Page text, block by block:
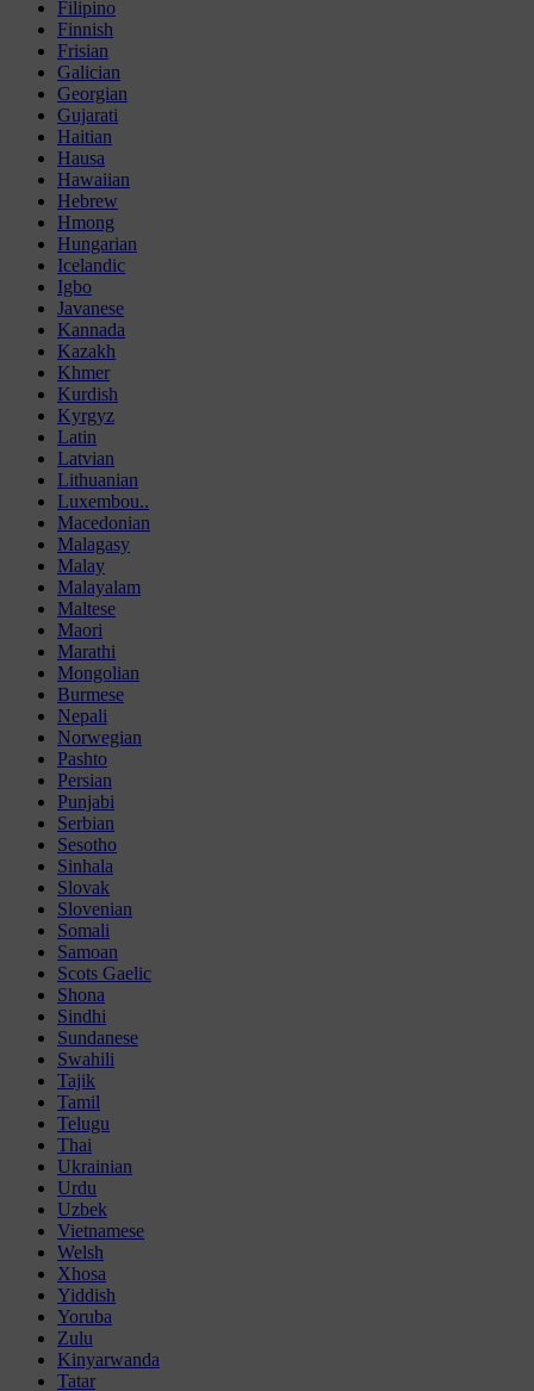
Filipino
Finnish
Frisian
Galician
Georgian
Gujarati
Haitian
Hausa
Hawaiian
Hebrew
Hmong
Hungarian
Icelandic
Igbo
Javanese
Kannada
Kazakh
Khmer
Kurdish
Kyrgyz
Latin
Latvian
Lithuanian
Luxembou..
Macedonian
Malagasy
Malay
Malayalam
Maltese
Maori
Marathi
Mongolian
Burmese
Nepali
Norwegian
Pashto
Persian
Punjabi
Serbian
Sesotho
Sinhala
Slovak
Slovenian
Somali
Samoan
Scots Gaelic
Shona
Sindhi
Sundanese
Swahili
Tajik
Tamil
Telugu
Thai
Ukrainian
Urdu
Uzbek
Vietnamese
Welsh
Xhosa
Yiddish
Yoruba
Zulu
Kinyarwanda
Tatar